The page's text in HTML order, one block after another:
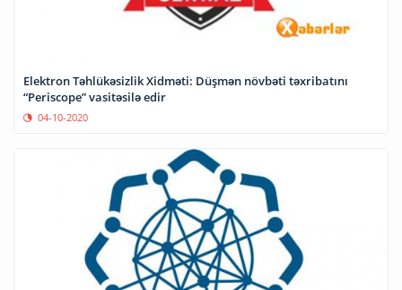
Elektron Təhlükəsizlik Xidməti: Düşmən növbəti təxribatını
“Periscope” vasitəsilə edir
04-10-2020